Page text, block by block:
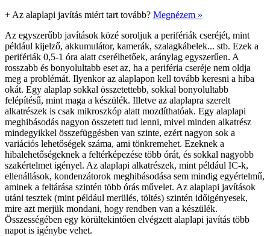
+ Az alaplapi javítás miért tart tovább? Megnézem »
Az egyszerűbb javítások közé soroljuk a perifériák cseréjét, mint
például kijelző, akkumulátor, kamerák, szalagkábelek... stb. Ezek a
perifériák 0,5-1 óra alatt cserélhetőek, aránylag egyszerűen. A
rosszabb és bonyolultabb eset az, ha a periféria cseréje nem oldja
meg a problémát. Ilyenkor az alaplapon kell tovább keresni a hiba
okát. Egy alaplap sokkal összetettebb, sokkal bonyolultabb
felépítésű, mint maga a készülék. Illetve az alaplapra szerelt
alkatrészek is csak mikroszkóp alatt mozdíthatóak. Egy alaplapi
meghibásodás nagyon összetett tud lenni, mivel minden alkatrész
mindegyikkel összefüggésben van szinte, ezért nagyon sok a
variációs lehetőségek száma, ami tönkremehet. Ezeknek a
hibalehetőségeknek a feltérképezése több órát, és sokkal nagyobb
szakértelmet igényel. Az alaplapi alkatrészek, mint például IC-k,
ellenállások, kondenzátorok meghibásodása sem mindig egyértelmű,
aminek a feltárása szintén több órás művelet. Az alaplapi javítások
utáni tesztek (mint például merülés, töltés) szintén időigényesek,
mire azt merjük mondani, hogy rendben van a készülék.
Összességében egy körültekintően elvégzett alaplapi javítás több
napot is igénybe vehet.